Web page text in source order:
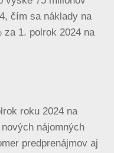
čím sa náklady na
1. polrok 2024 na
roku 2024 na
nájomných
predprenájmov aj